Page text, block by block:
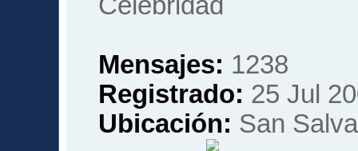
Mensajes: 1238
Registrado: 25 Jul
Ubicación: San